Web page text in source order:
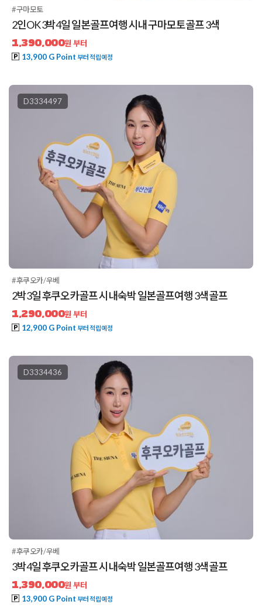
#구마모토
2인OK 3박4일 일본골프여행 시내 구마모토골프 3색
1,390,000원 부터
13,900 G Point 부터 적립예정
D3334497
#후쿠오카/우베
2박3일 후쿠오카골프 시내숙박 일본골프여행 3색골프
1,290,000원 부터
12,900 G Point 부터 적립예정
D3334436
#후쿠오카/우베
3박4일 후쿠오카골프 시내숙박 일본골프여행 3색골프
1,390,000원 부터
13,900 G Point 부터 적립예정